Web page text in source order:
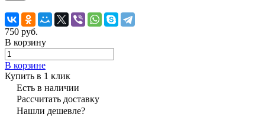
750 руб.
В корзину
В корзине
Купить в 1 клик
Есть в наличии
Рассчитать доставку
Нашли дешевле?